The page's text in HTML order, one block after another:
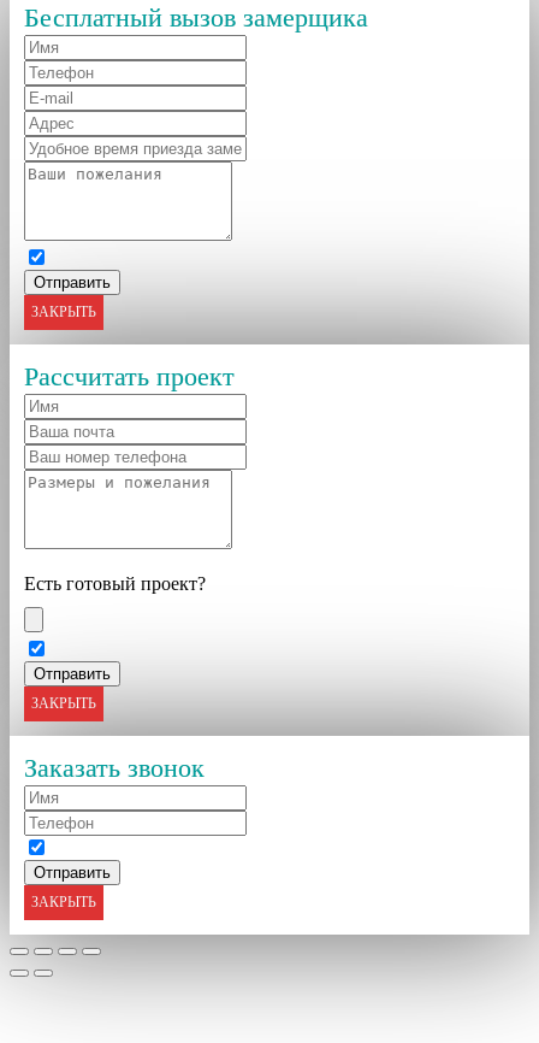
Бесплатный вызов замерщика
ЗАКРЫТЬ
Рассчитать проект
Есть готовый проект?
ЗАКРЫТЬ
Заказать звонок
ЗАКРЫТЬ